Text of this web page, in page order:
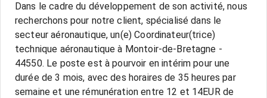
Dans le cadre du développement de son activité, nous
recherchons pour notre client, spécialisé dans le
secteur aéronautique, un(e) Coordinateur(trice)
technique aéronautique à Montoir-de-Bretagne -
44550. Le poste est à pourvoir en intérim pour une
durée de 3 mois, avec des horaires de 35 heures par
semaine et une rémunération entre 12 et 14EUR de